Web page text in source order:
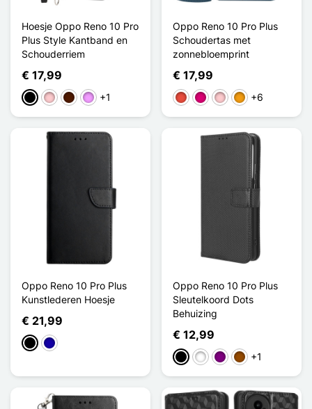
Hoesje Oppo Reno 10 Pro
Plus Style Kantband en
Schouderriem
€ 17,99
ZwartRozeDonkerbruin
Licht Violet
+1
Oppo Reno 10 Pro Plus
Schoudertas met
zonnebloemprint
€ 17,99
RoodMagenta
RozeOranje
+6
Oppo Reno 10 Pro Plus
Kunstlederen Hoesje
€ 21,99
ZwartDonkerblauw
Oppo Reno 10 Pro Plus
Sleutelkoord Dots
Behuizing
€ 12,99
ZwartWit PurperBruin+1